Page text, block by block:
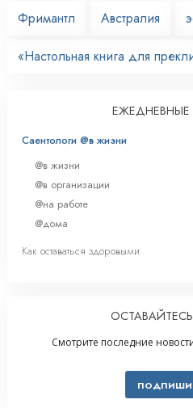
Фримантл
Австралия
«Настольная книга для
Саентологи @в жизни
@в жизни
@в организации
@на работе
@дома
Как оставаться здоровыми
Смотрите последние